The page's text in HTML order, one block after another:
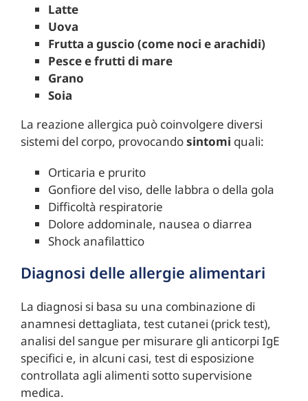
Latte
Uova
Frutta a guscio (come noci e arachidi)
Pesce e frutti di mare
Grano
Soia
La reazione allergica può coinvolgere diversi
sistemi del corpo, provocandosintomi quali:
Orticaria e prurito
Gonfiore del viso, delle labbra o della gola
Difficoltà respiratorie
Dolore addominale, nausea o diarrea
Shock anafilattico
Diagnosi delle allergie alimentari
La diagnosi si basa su una combinazione di
anamnesi dettagliata, test cutanei (prick test),
analisi del sangue per misurare gli anticorpi IgE
specifici e, in alcuni casi, test di esposizione
controllata agli alimenti sotto supervisione
medica.